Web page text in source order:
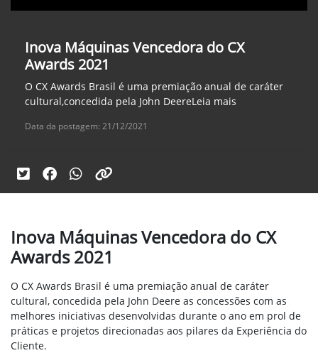
Inova Máquinas Vencedora do CX
Awards 2021
O CX Awards Brasil é uma premiação anual de caráter
cultural,concedida pela John DeereLeia mais
Data da postagem: 21/12/2021
Inova Máquinas Vencedora do CX
Awards 2021
O CX Awards Brasil é uma premiação anual de caráter
cultural, concedida pela John Deere as concessões com as
melhores iniciativas desenvolvidas durante o ano em prol de
práticas e projetos direcionadas aos pilares da Experiência do
Cliente.